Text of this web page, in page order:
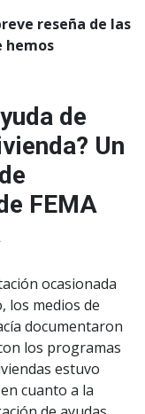
reseña de las
hemos
de
Un
FEMA
ocasionada
los medios de
documentaron
los programas
estuvo
cuanto a la